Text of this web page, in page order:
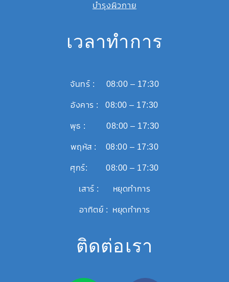
บำรุงผิวกาย
เวลาทำการ
จันทร์ : 08:00 – 17:30
อังคาร : 08:00 – 17:30
พุธ : 08:00 – 17:30
พฤหัส : 08:00 – 17:30
ศุกร์: 08:00 – 17:30
เสาร์ : หยุดทำการ
อาทิตย์ : หยุดทำการ
ติดต่อเรา